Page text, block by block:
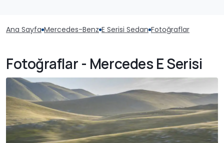
Ana Sayfa Mercedes-Benz E Serisi Sedan Fotoğraflar
Fotoğraflar - Mercedes E Serisi